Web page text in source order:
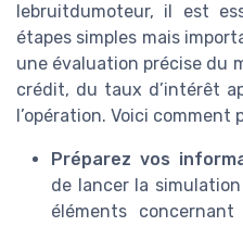
lebruitdumoteur, il est
étapes simples mais
une évaluation précise
crédit, du taux d’intérêt
l’opération. Voici comment
Préparez vos
de lancer la
éléments